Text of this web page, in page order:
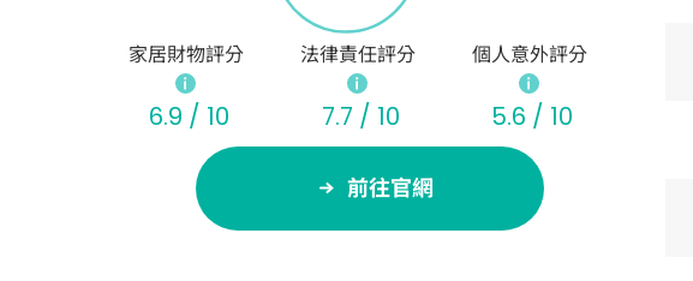
家居財物評分
6.9 / 10
法律責任評分
7.7 / 10
個人意外評分
5.6 / 10
前往官網